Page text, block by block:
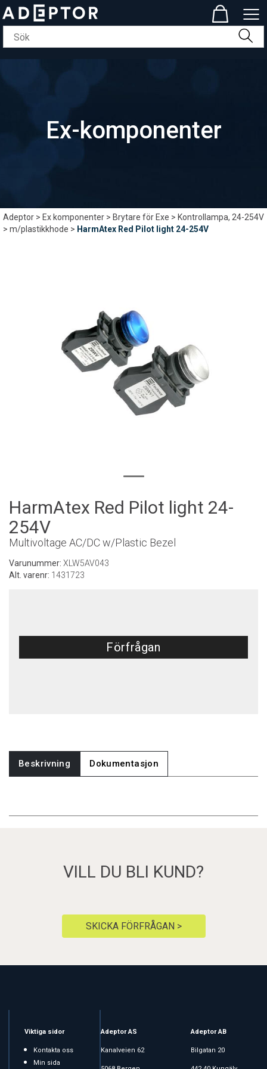
Ex-komponenter
Adeptor>Ex komponenter>Brytare för Exe>Kontrollampa, 24-254V
>m/plastikkhode> HarmAtex Red Pilot light 24-254V
HarmAtex Red Pilot light 24-
254V
Multivoltage AC/DC w/Plastic Bezel
Varunummer: XLW5AV043
Alt. varenr: 1431723
Förfrågan
Beskrivning Dokumentasjon
VILL DU BLI KUND?
SKICKA FÖRFRÅGAN >
Viktiga sidor
Kontakta oss
Min sida
Adeptor AS
Kanalveien 62
Adeptor AB
Bilgatan 20